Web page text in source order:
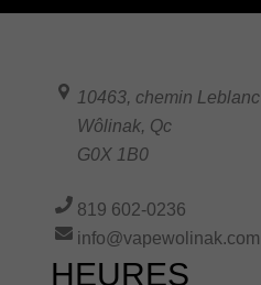
10463, chemin Leblanc
Wôlinak, Qc
G0X 1B0
819 602-0236
info@vapewolinak.com
HEURES